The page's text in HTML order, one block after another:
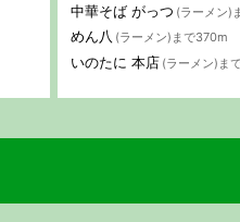
中華そば がっつ (ラーメン)
めん八 (ラーメン)まで370m
いのたに 本店 (ラーメン)ま